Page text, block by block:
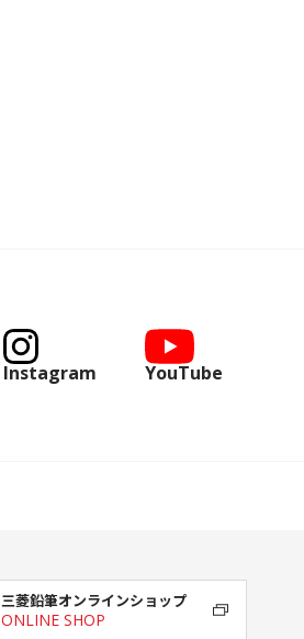
Instagram YouTube
三菱鉛筆オンラインショップ
ONLINE SHOP